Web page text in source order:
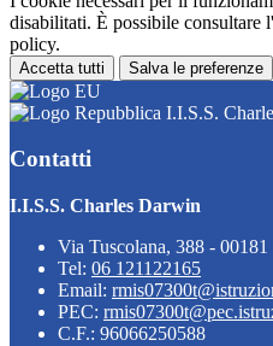
disabilitati. È possibile consultare
policy.
Accetta tutti Salva le preferenze
I.I.S.S.
Contatti
I.I.S.S. Charles Darwin
Via Tuscolana, 388 - 00181
Tel: 06 121122165
Email:
PEC:
C.F.: 96066250588